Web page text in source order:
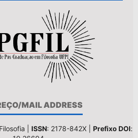
MAIL ADDRESS
| ISSN: 2178-842X | Prefixo DOI: